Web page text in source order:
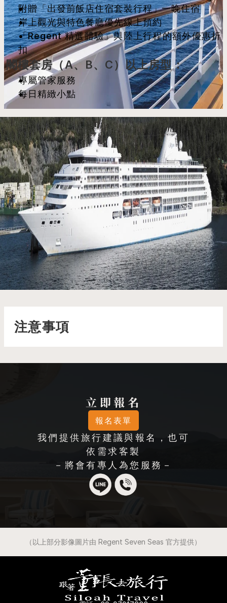
附贈「出發前飯店住宿套裝行程」一晚住宿
岸上觀光與特色餐廳優先線上預約
「Regent 精選體驗」與陸上行程的額外優惠折
扣
閣樓套房（A、B、C）以上房型：
專屬管家服務
每日精緻小點
七海水手號 Seven Seas Mariner
七海水手號散發著典雅的氣息，從美味的查特魯酒吧佳餚到優雅
的鑑賞家俱樂部氛圍，每一處都彰顯著非凡品味
了解更多
注意事項
立即報名
報名表單
我們提供旅行建議與報名，也可
依需求客製
－將會有專人為您服務－
（以上部分影像圖片由 Regent Seven Seas 官方提供）